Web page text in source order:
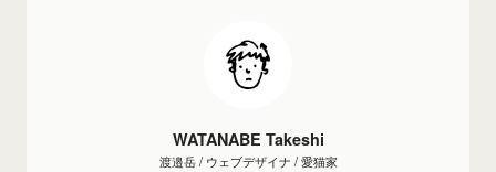
WATANABE Takeshi
渡邉岳 / ウェブデザイナ / 愛猫家